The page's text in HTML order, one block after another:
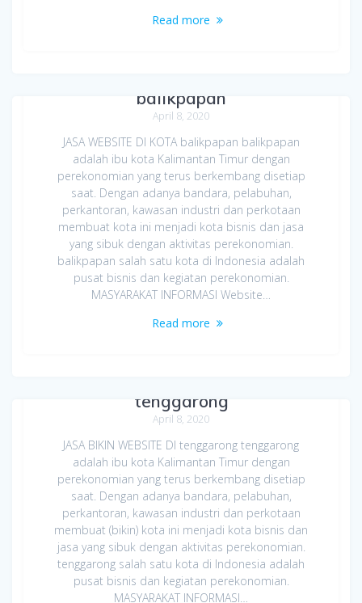
Read more
balikpapan
April 8, 2020
JASA WEBSITE DI KOTA balikpapan balikpapan
adalah ibu kota Kalimantan Timur dengan
perekonomian yang terus berkembang disetiap
saat. Dengan adanya bandara, pelabuhan,
perkantoran, kawasan industri dan perkotaan
membuat kota ini menjadi kota bisnis dan jasa
yang sibuk dengan aktivitas perekonomian.
balikpapan salah satu kota di Indonesia adalah
pusat bisnis dan kegiatan perekonomian.
MASYARAKAT INFORMASI Website…
Read more
tenggarong
April 8, 2020
JASA BIKIN WEBSITE DI tenggarong tenggarong
adalah ibu kota Kalimantan Timur dengan
perekonomian yang terus berkembang disetiap
saat. Dengan adanya bandara, pelabuhan,
perkantoran, kawasan industri dan perkotaan
membuat (bikin) kota ini menjadi kota bisnis dan
jasa yang sibuk dengan aktivitas perekonomian.
tenggarong salah satu kota di Indonesia adalah
pusat bisnis dan kegiatan perekonomian.
MASYARAKAT INFORMASI…